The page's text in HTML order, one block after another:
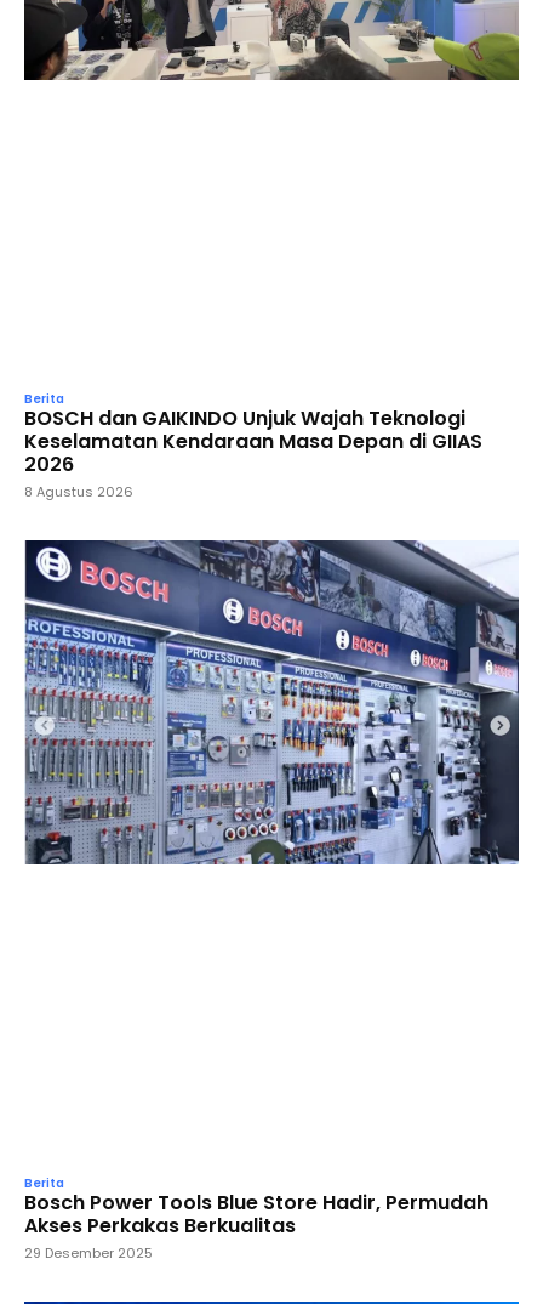
Berita
BOSCH dan GAIKINDO Unjuk Wajah Teknologi
Keselamatan Kendaraan Masa Depan di GIIAS
2026
8 Agustus 2026
Berita
Bosch Power Tools Blue Store Hadir, Permudah
Akses Perkakas Berkualitas
29 Desember 2025